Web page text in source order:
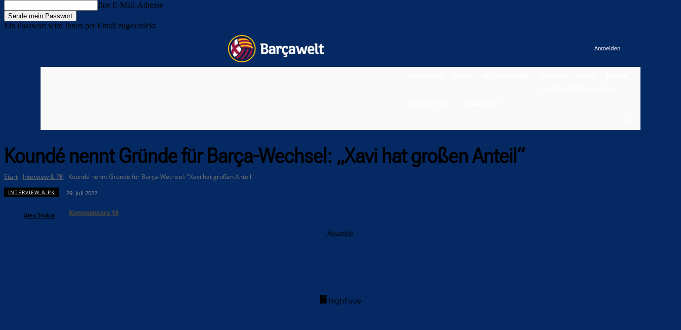
Ihre E-Mail-Adresse
Ein Passwort wird Ihnen per Email zugeschickt.
Anmelden
Koundé nennt Gründe für Barça-Wechsel: „Xavi hat großen Anteil“
Start Interview & PK Koundé nennt Gründe für Barça-Wechsel: "Xavi hat großen Anteil"
INTERVIEW & PK 29. Juli 2022
Alex Truica Kommentare 18
- Anzeige -